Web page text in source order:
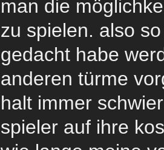
man die
zu spielen. also
gedacht habe
anderen türme
halt immer
spieler auf ihre